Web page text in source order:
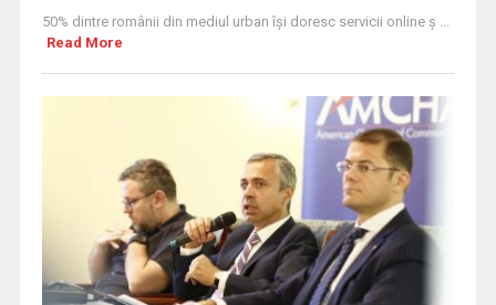
50% dintre românii din mediul urban îşi doresc servicii online ş ...
Read More